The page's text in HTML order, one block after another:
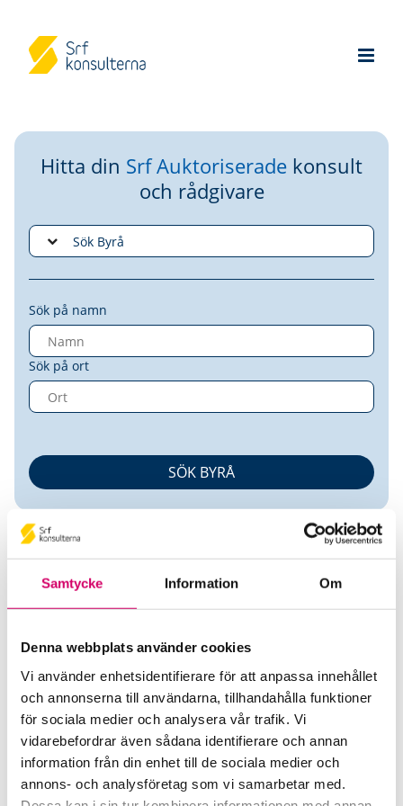
Samtycke Information Om
Denna webbplats använder cookies
Vi använder enhetsidentifierare för att anpassa innehållet
och annonserna till användarna, tillhandahålla funktioner
för sociala medier och analysera vår trafik. Vi
vidarebefordrar även sådana identifierare och annan
information från din enhet till de sociala medier och
annons- och analysföretag som vi samarbetar med.
Hitta din Srf Auktoriserade konsult
och rådgivare
Sök på namn
Sök på ort
Katarina Kumar
Auktoriserad Lönekonsult
KJK Payroll Consulting AB
Stockholm
Telefon